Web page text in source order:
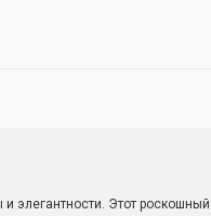
элегантности. Этот